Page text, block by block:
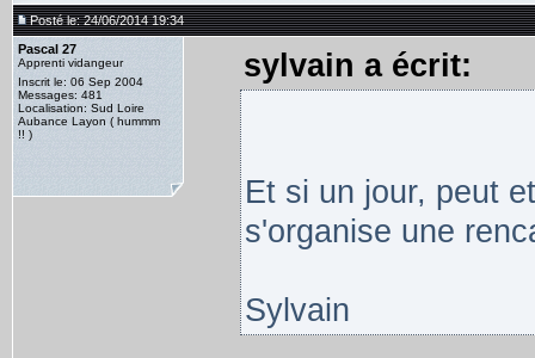
Posté le: 24/06/2014 19:34
Pascal 27
Apprenti vidangeur
Inscrit le: 06 Sep 2004
Messages: 481
Localisation: Sud Loire
Aubance Layon ( hummm
!! )
sylvain a écrit:
Et si un jour, peut
s'organise une
Sylvain